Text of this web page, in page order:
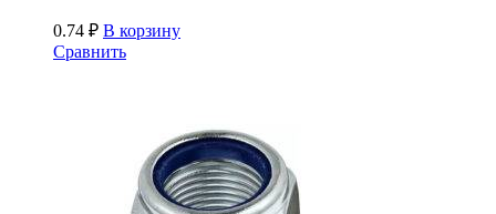
0.74 ₽ В корзину
Сравнить